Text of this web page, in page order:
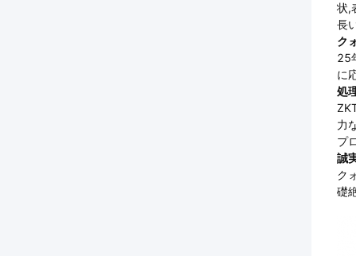
状,
長
ク
25
に
処
力
プ
誠
ク
礎